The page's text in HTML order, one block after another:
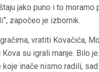
jako puno i to
započeo je izbornik.
vratiti Kovačića,
su igrali manje. Bilo
inače nismo radili,